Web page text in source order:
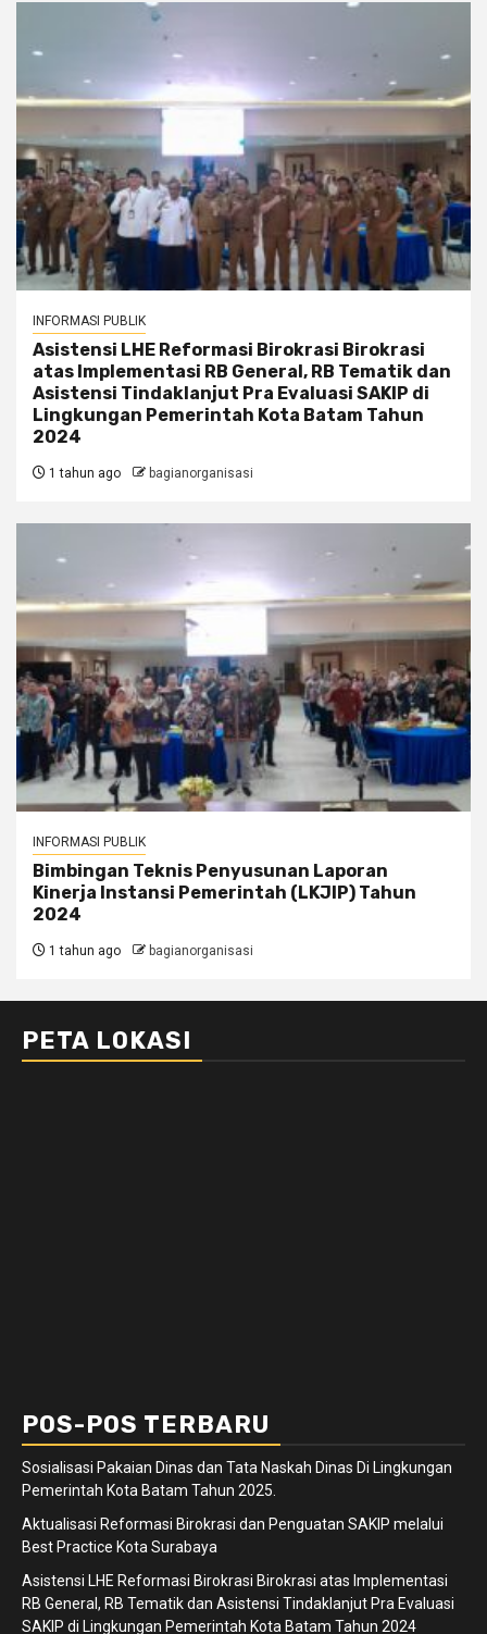
INFORMASI PUBLIK
Asistensi LHE Reformasi Birokrasi Birokrasi
atas Implementasi RB General, RB Tematik dan
Asistensi Tindaklanjut Pra Evaluasi SAKIP di
Lingkungan Pemerintah Kota Batam Tahun
2024
1 tahun ago bagianorganisasi
INFORMASI PUBLIK
Bimbingan Teknis Penyusunan Laporan
Kinerja Instansi Pemerintah (LKJIP) Tahun
2024
1 tahun ago bagianorganisasi
PETA LOKASI
POS-POS TERBARU
Sosialisasi Pakaian Dinas dan Tata Naskah Dinas Di Lingkungan
Pemerintah Kota Batam Tahun 2025.
Aktualisasi Reformasi Birokrasi dan Penguatan SAKIP melalui
Best Practice Kota Surabaya
Asistensi LHE Reformasi Birokrasi Birokrasi atas Implementasi
RB General, RB Tematik dan Asistensi Tindaklanjut Pra Evaluasi
SAKIP di Lingkungan Pemerintah Kota Batam Tahun 2024